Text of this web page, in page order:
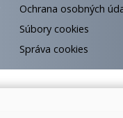
Ochrana osobných
Súbory cookies
Správa cookies